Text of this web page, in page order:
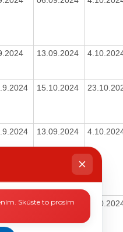
13.09.2024
15.10.2024
13.09.2024
24.09.2024
Skúste to prosím